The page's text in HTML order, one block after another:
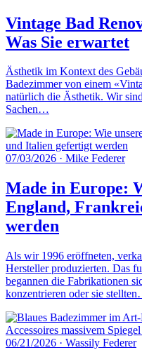
Vintage Bad
Was Sie erwartet
Ästhetik im Kontext des
Badezimmer von einem
natürlich die Ästhetik. Wir
Sachen…
07/03/2026 · Mike Federer
Made in Europe:
England,
werden
Als wir 1996 eröffneten,
Hersteller produzierten. Das
begannen die Fabrikationen
konzentrieren oder sie
06/21/2026 · Wassily Federer